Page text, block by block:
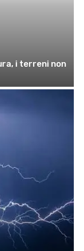
i terreni non